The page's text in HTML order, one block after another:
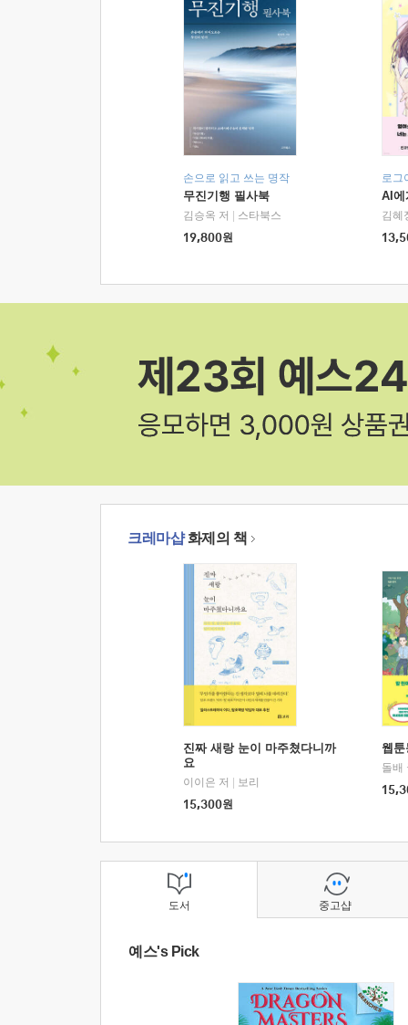
손으로 읽고 쓰는 명작
무진기행 필사북
김승옥 저
스타북스
19,800원
로그
AI에
김혜
크레마샵화제의 책
진짜 새랑 눈이 마주쳤다니까
요
이이은 저
보리
15,300원
웹
돌배
도서
예스's Pick
중고샵